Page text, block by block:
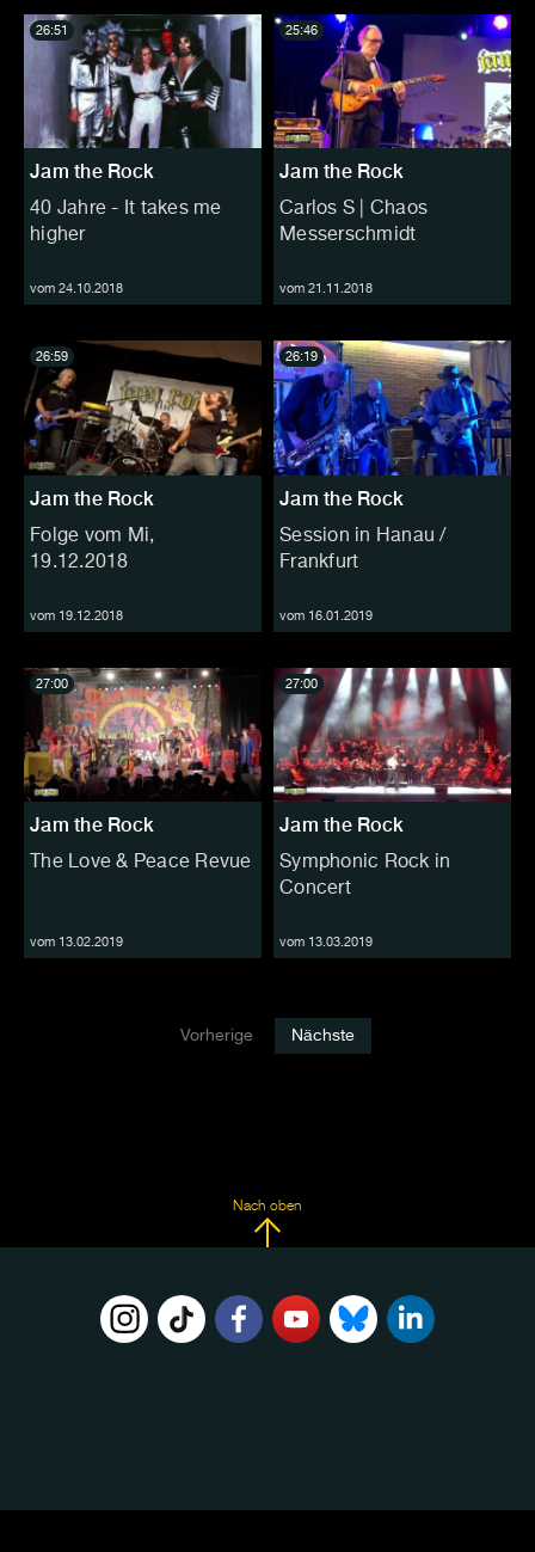
Jam the Rock
40 Jahre - It takes me
higher
vom 24.10.2018
26:51
Jam the Rock
Carlos S | Chaos
Messerschmidt
vom 21.11.2018
25:46
Jam the Rock
Folge vom Mi,
19.12.2018
vom 19.12.2018
26:59
Jam the Rock
Session in Hanau /
Frankfurt
vom 16.01.2019
26:19
Jam the Rock
The Love & Peace Revue
vom 13.02.2019
27:00
Jam the Rock
Symphonic Rock in
Concert
vom 13.03.2019
27:00
Vorherige Nächste
Nach oben